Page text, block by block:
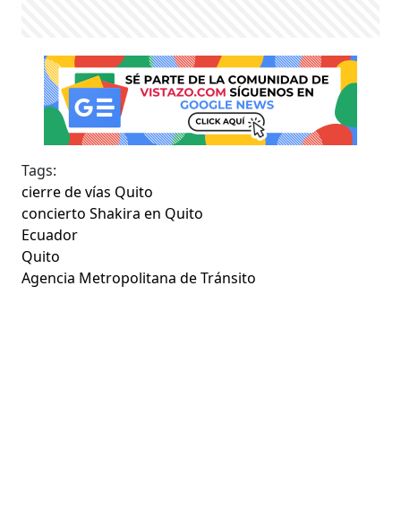
Tags:
cierre de vías Quito
concierto Shakira en Quito
Ecuador
Quito
Agencia Metropolitana de Tránsito